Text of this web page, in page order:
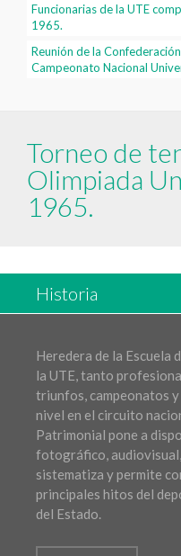
Funcionarias de la UTE
1965.
Reunión de la
Campeonato Nacional
Torneo de
Olimpiada
1965.
Historia
Heredera de la Escuela
la UTE, tanto
triunfos, campeonatos
nivel en el circuito
Patrimonial pone a
fotográfico,
sistematiza y permite
principales hitos del
del Estado.